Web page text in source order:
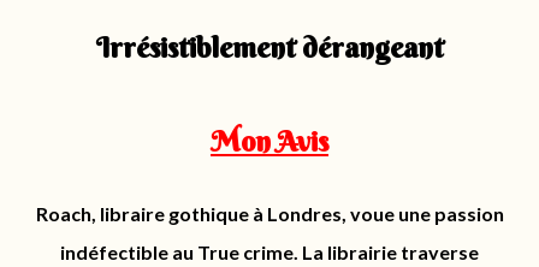
Irrésistiblement dérangeant
Mon Avis
Roach, libraire gothique à Londres, voue une passion
indéfectible au True crime. La librairie traverse